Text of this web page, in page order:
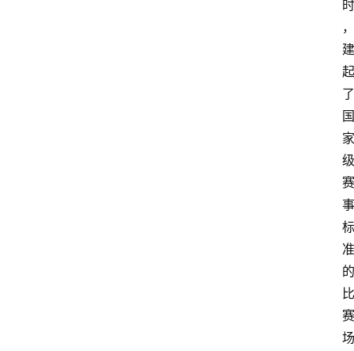
时
，
建
起
了
国
家
级
赛
事
标
准
的
比
赛
场